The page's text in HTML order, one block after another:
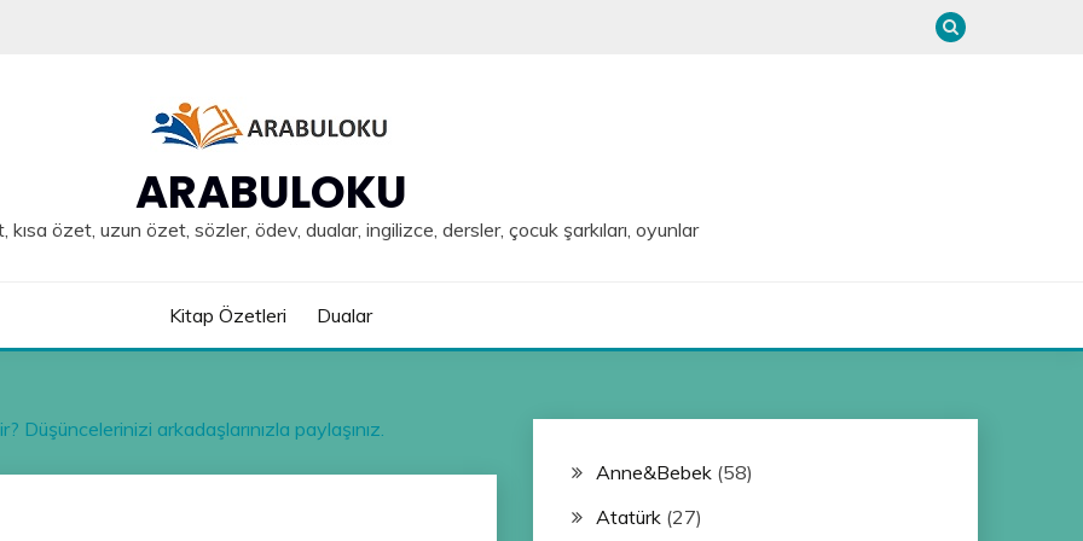
ARABULOKU
özet, uzun özet, sözler, ödev, dualar, ingilizce, dersler, çocuk şarkıları, oyunlar
Kitap Özetleri Dualar
Düşüncelerinizi arkadaşlarınızla paylaşınız.
Anne&Bebek(58)
Atatürk(27)